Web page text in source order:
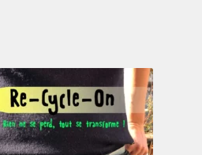
variations.
Les
options
peuvent